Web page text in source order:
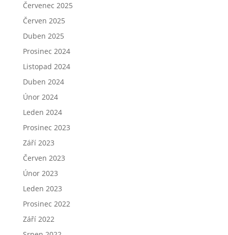
Červenec 2025
Červen 2025
Duben 2025
Prosinec 2024
Listopad 2024
Duben 2024
Únor 2024
Leden 2024
Prosinec 2023
Září 2023
Červen 2023
Únor 2023
Leden 2023
Prosinec 2022
Září 2022